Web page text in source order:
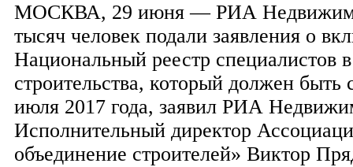
МОСКВА, 29 июня — РИА
тысяч человек подали заявления о
Национальный реестр специалистов
строительства, который должен
июля 2017 года, заявил РИА
Исполнительный директор
объединение строителей» Виктор